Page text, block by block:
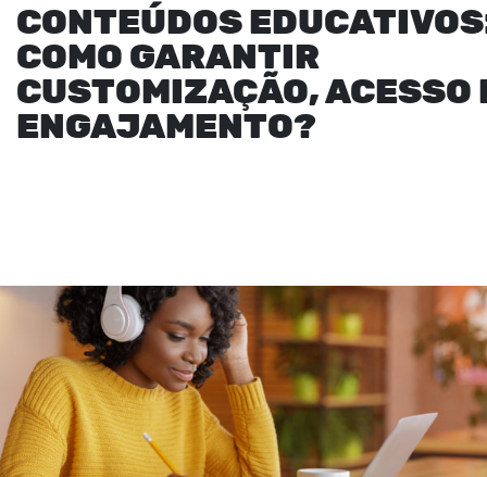
CONTEÚDOS
COMO GARANTIR
CUSTOMIZAÇÃO, ACESSO
ENGAJAMENTO?